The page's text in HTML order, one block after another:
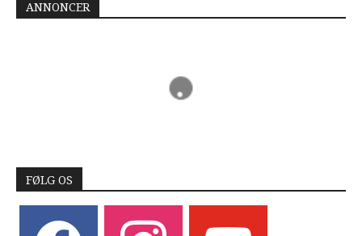
ANNONCER
FØLG OS
instagram